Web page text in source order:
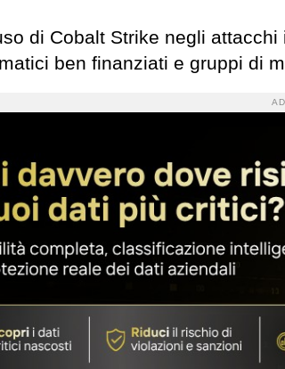
di Cobalt Strike negli
ben finanziati e gruppi di